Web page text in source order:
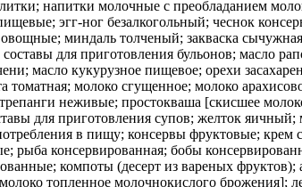
напитки молочные с преобладанием
эгг-ног безалкогольный; чеснок
миндаль толченый; закваска
для приготовления бульонов; масло
масло кукурузное пищевое; орехи
молоко сгущенное; молоко
неживые; простокваша [скисшее
для приготовления супов; желток
в пищу; консервы фруктовые;
рыба консервированная; бобы
компоты (десерт из вареных
топленное молочнокислого